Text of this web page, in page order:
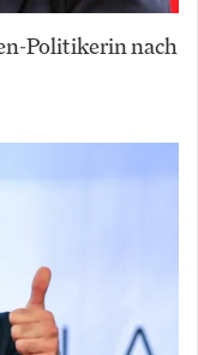
Politikerin nach